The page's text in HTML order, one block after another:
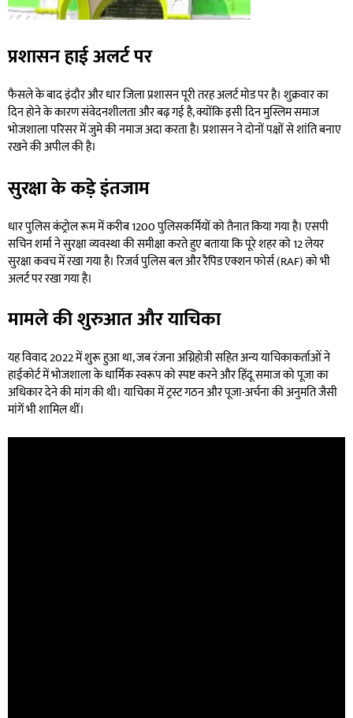
प्रशासन हाई अलर्ट पर
फैसले के बाद इंदौर और धार जिला प्रशासन पूरी तरह अलर्ट मोड पर है। शुक्रवार का
दिन होने के कारण संवेदनशीलता और बढ़ गई है, क्योंकि इसी दिन मुस्लिम समाज
भोजशाला परिसर में जुमे की नमाज अदा करता है। प्रशासन ने दोनों पक्षों से शांति बनाए
रखने की अपील की है।
सुरक्षा के कड़े इंतजाम
धार पुलिस कंट्रोल रूम में करीब 1200 पुलिसकर्मियों को तैनात किया गया है। एसपी
सचिन शर्मा ने सुरक्षा व्यवस्था की समीक्षा करते हुए बताया कि पूरे शहर को 12 लेयर
सुरक्षा कवच में रखा गया है। रिजर्व पुलिस बल और रैपिड एक्शन फोर्स (RAF) को भी
अलर्ट पर रखा गया है।
मामले की शुरुआत और याचिका
यह विवाद 2022 में शुरू हुआ था, जब रंजना अग्निहोत्री सहित अन्य याचिकाकर्ताओं ने
हाईकोर्ट में भोजशाला के धार्मिक स्वरूप को स्पष्ट करने और हिंदू समाज को पूजा का
अधिकार देने की मांग की थी। याचिका में ट्रस्ट गठन और पूजा-अर्चना की अनुमति जैसी
मांगें भी शामिल थीं।